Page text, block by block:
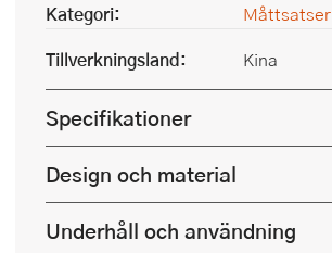
Kategori:
Måttsatser
Tillverkningsland:
Kina
Specifikationer
Design och material
Underhåll och användning